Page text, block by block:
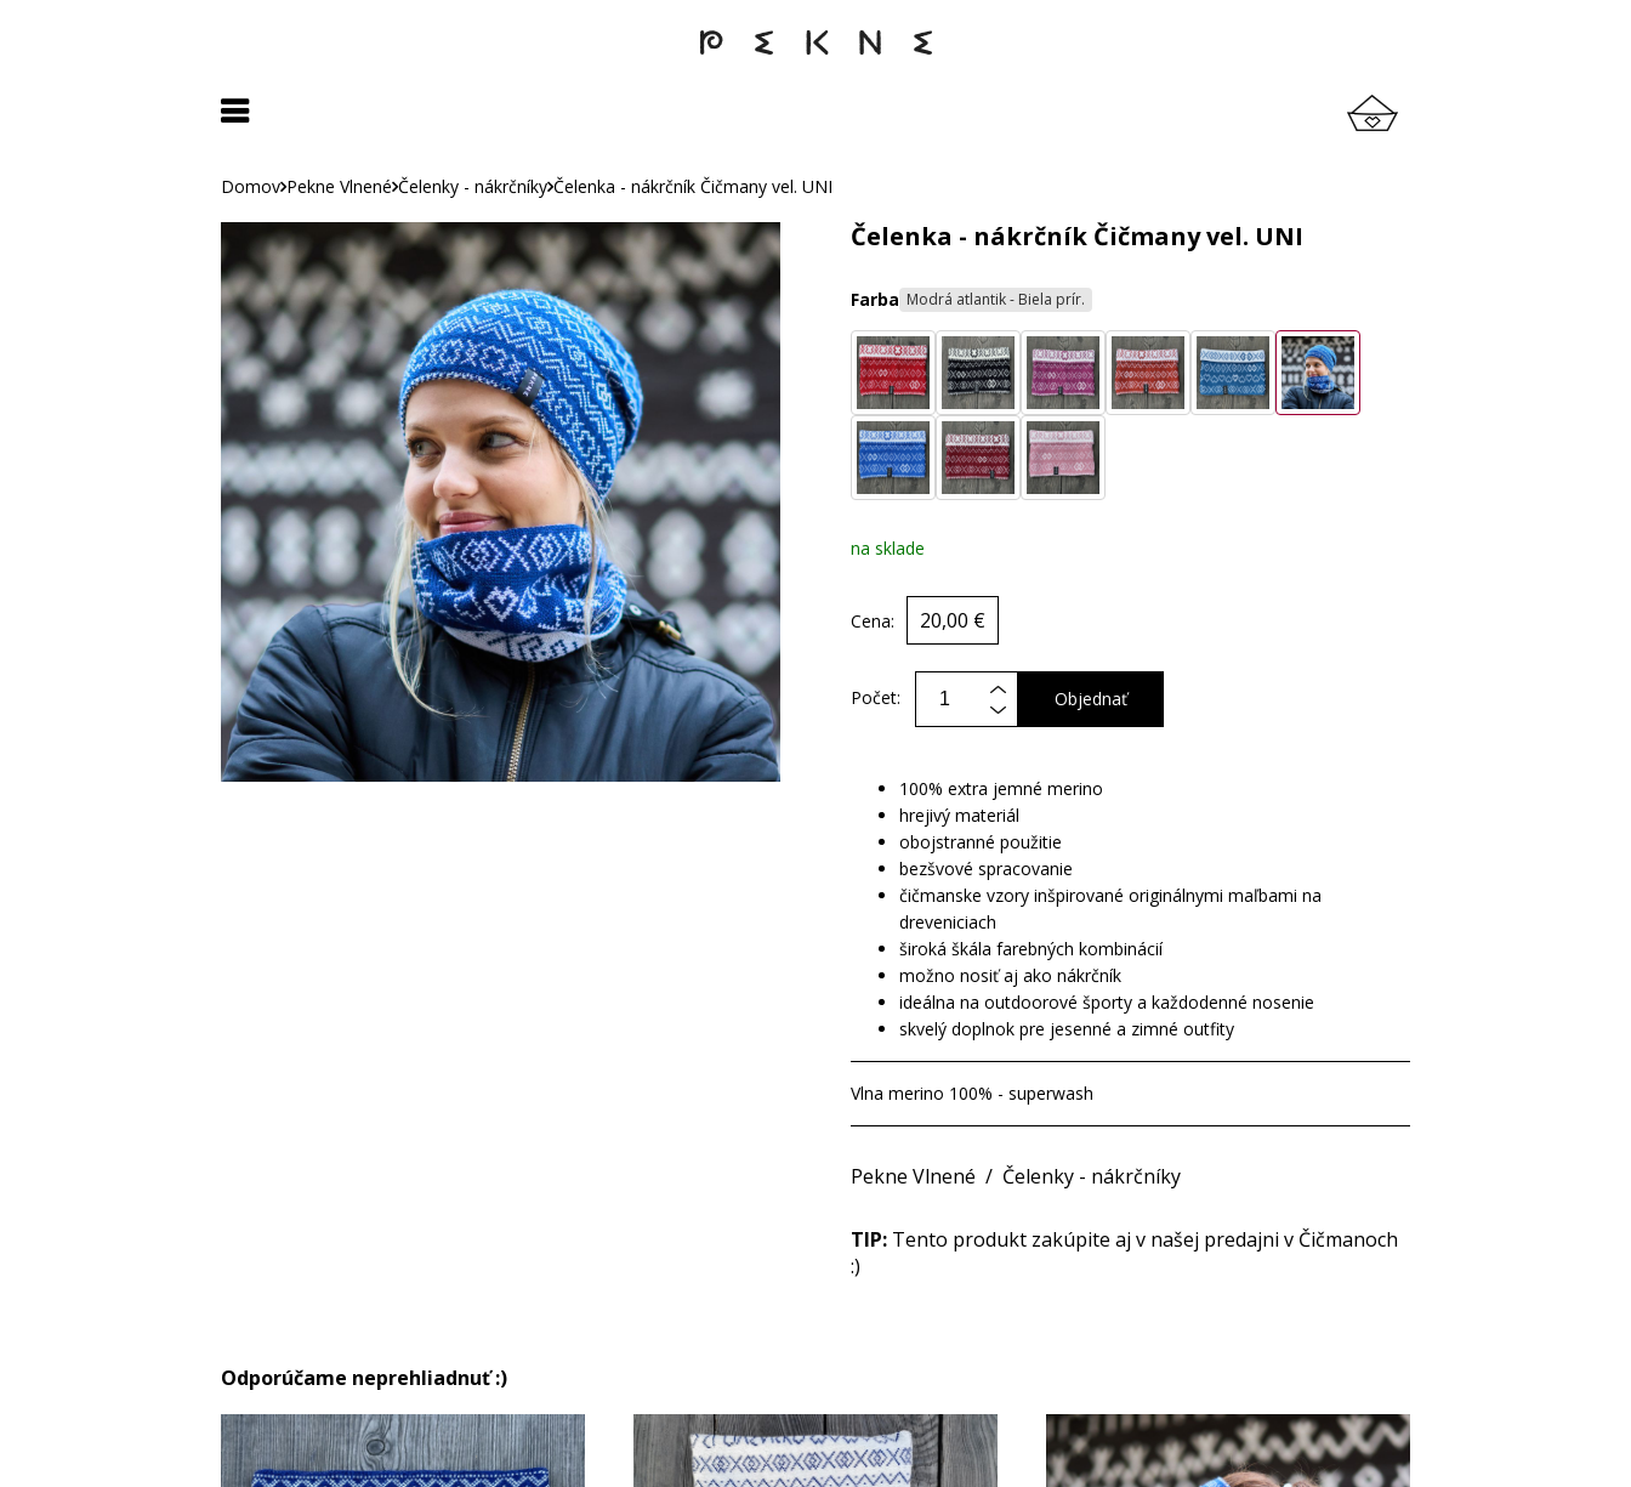
Domov Pekne Vlnené Čelenky - nákrčníky Čelenka - nákrčník Čičmany vel. UNI
Čelenka - nákrčník Čičmany vel. UNI
Farba Modrá atlantik - Biela prír.
na sklade
Cena: 20,00 €
Počet: Objednať
100% extra jemné merino
hrejivý materiál
obojstranné použitie
bezšvové spracovanie
čičmanske vzory inšpirované originálnymi maľbami na
dreveniciach
široká škála farebných kombinácií
možno nosiť aj ako nákrčník
ideálna na outdoorové športy a každodenné nosenie
skvelý doplnok pre jesenné a zimné outfity
Vlna merino 100% - superwash
Pekne Vlnené / Čelenky - nákrčníky
TIP: Tento produkt zakúpite aj v našej predajni v Čičmanoch
:)
Odporúčame neprehliadnuť :)